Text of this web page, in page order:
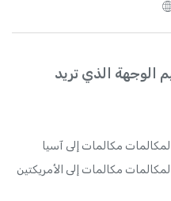
الوجهة الذي تريد
المكالمات مكالمات إلى آسيا
المكالمات مكالمات إلى الأمريكتين